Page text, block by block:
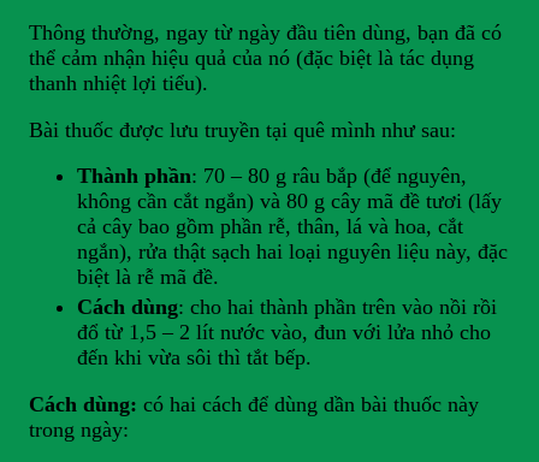
Thông thường, ngay từ ngày đầu tiên dùng, bạn đã có
thể cảm nhận hiệu quả của nó (đặc biệt là tác dụng
thanh nhiệt lợi tiểu).
Bài thuốc được lưu truyền tại quê mình như sau:
Thành phần: 70 – 80 g râu bắp (để nguyên,
không cần cắt ngắn) và 80 g cây mã đề tươi (lấy
cả cây bao gồm phần rễ, thân, lá và hoa, cắt
ngắn), rửa thật sạch hai loại nguyên liệu này, đặc
biệt là rễ mã đề.
Cách dùng: cho hai thành phần trên vào nồi rồi
đổ từ 1,5 – 2 lít nước vào, đun với lửa nhỏ cho
đến khi vừa sôi thì tắt bếp.
Cách dùng: có hai cách để dùng dần bài thuốc này
trong ngày: